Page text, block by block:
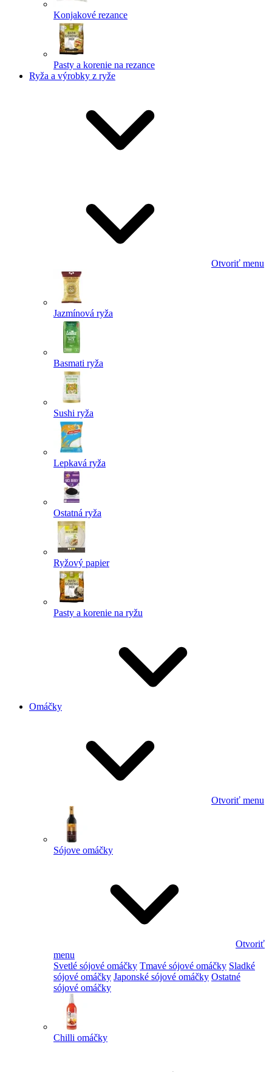
Konjakové rezance
Pasty a korenie na rezance
Ryža a výrobky z ryže
Otvoriť menu
Jazmínová ryža
Basmati ryža
Sushi ryža
Lepkavá ryža
Ostatná ryža
Ryžový papier
Pasty a korenie na ryžu
Omáčky
Otvoriť menu
Sójove omáčky
Otvoriť
menu
Svetlé sójové omáčky Tmavé sójové omáčky Sladké
sójové omáčky Japonské sójové omáčky Ostatné
sójové omáčky
Chilli omáčky